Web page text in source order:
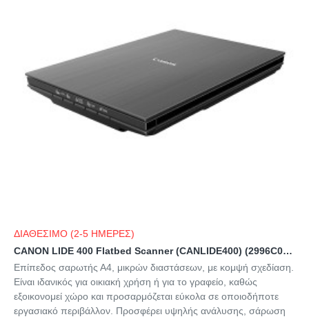
ΔΙΑΘΕΣΙΜΟ (2-5 ΗΜΕΡΕΣ)
CANON LIDE 400 Flatbed Scanner (CANLIDE400) (2996C010AA)
Επίπεδος σαρωτής Α4, μικρών διαστάσεων, με κομψή σχεδίαση.
Είναι ιδανικός για οικιακή χρήση ή για το γραφείο, καθώς
εξοικονομεί χώρο και προσαρμόζεται εύκολα σε οποιοδήποτε
εργασιακό περιβάλλον. Προσφέρει υψηλής ανάλυσης, σάρωση